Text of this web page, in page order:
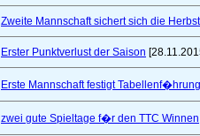
Zweite Mannschaft sichert sich die
Erster Punktverlust der Saison
Erste Mannschaft festigt
zwei gute Spieltage f�r den TTC Winnen